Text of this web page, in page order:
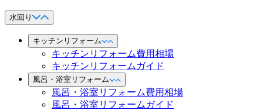
水回り
キッチンリフォーム
キッチンリフォーム費用相場
キッチンリフォームガイド
風呂・浴室リフォーム
風呂・浴室リフォーム費用相場
風呂・浴室リフォームガイド